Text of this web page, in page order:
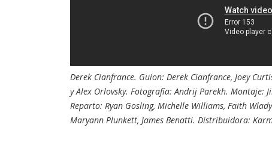
Derek Cianfrance. Guion: Derek Cianfrance, Joey
y Alex Orlovsky. Fotografía: Andrij Parekh. Montaje:
Reparto: Ryan Gosling, Michelle Williams, Faith
Maryann Plunkett, James Benatti. Distribuidora: